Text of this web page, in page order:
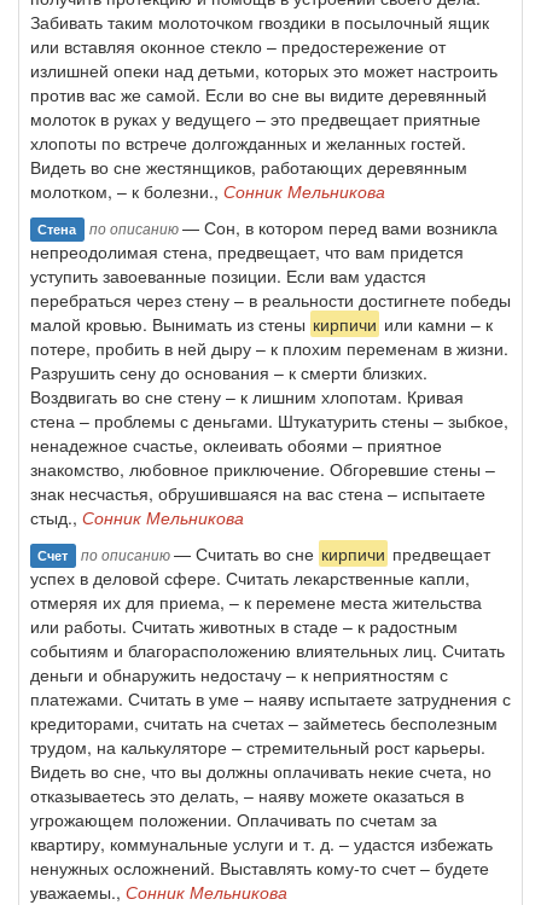
Забивать таким молоточком гвоздики в посылочный ящик
или вставляя оконное стекло – предостережение от
излишней опеки над детьми, которых это может настроить
против вас же самой. Если во сне вы видите деревянный
молоток в руках у ведущего – это предвещает приятные
хлопоты по встрече долгожданных и желанных гостей.
Видеть во сне жестянщиков, работающих деревянным
молотком, – к болезни., Сонник Мельникова
Стена по описанию— Сон, в котором перед вами возникла
непреодолимая стена, предвещает, что вам придется
уступить завоеванные позиции. Если вам удастся
перебраться через стену – в реальности достигнете победы
малой кровью. Вынимать из стены кирпичи или камни – к
потере, пробить в ней дыру – к плохим переменам в жизни.
Разрушить сену до основания – к смерти близких.
Воздвигать во сне стену – к лишним хлопотам. Кривая
стена – проблемы с деньгами. Штукатурить стены – зыбкое,
ненадежное счастье, оклеивать обоями – приятное
знакомство, любовное приключение. Обгоревшие стены –
знак несчастья, обрушившаяся на вас стена – испытаете
стыд., Сонник Мельникова
Счет по описанию— Считать во сне кирпичи предвещает
успех в деловой сфере. Считать лекарственные капли,
отмеряя их для приема, – к перемене места жительства
или работы. Считать животных в стаде – к радостным
событиям и благорасположению влиятельных лиц. Считать
деньги и обнаружить недостачу – к неприятностям с
платежами. Считать в уме – наяву испытаете затруднения с
кредиторами, считать на счетах – займетесь бесполезным
трудом, на калькуляторе – стремительный рост карьеры.
Видеть во сне, что вы должны оплачивать некие счета, но
отказываетесь это делать, – наяву можете оказаться в
угрожающем положении. Оплачивать по счетам за
квартиру, коммунальные услуги и т. д. – удастся избежать
ненужных осложнений. Выставлять кому-то счет – будете
уважаемы., Сонник Мельникова